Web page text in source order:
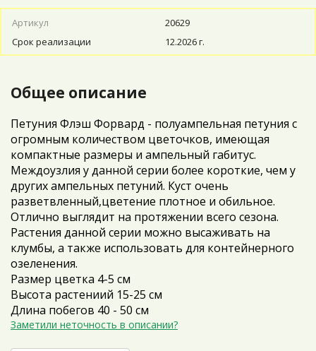
Артикул
20629
Срок реализации
12.2026 г.
Общее описание
Петуния Флэш Форвард - полуампельная петуния с
огромным количеством цветочков, имеющая
компактные размеры и ампельный габитус.
Междоузлия у данной серии более короткие, чем у
других ампельных петуний. Куст очень
разветвленный,цветение плотное и обильное.
Отлично выглядит на протяжении всего сезона.
Растения данной серии можно высаживать на
клумбы, а также использовать для контейнерного
озеленения.
Размер цветка 4-5 см
Высота растениий 15-25 см
Длина побегов 40 - 50 см
Заметили неточность в описании?